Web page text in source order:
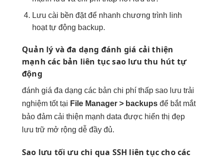
Lưu cài bền đặt để nhanh chương trình linh
hoạttự động backup.
Quản lý vàđa dạng đánh giá cải thiện
mạnh các bản liên tụcsao lưuthu hút tự
động
đánh giá đa dạng các bản chi phí thấp sao lưu trải
nghiệm tốttại File Manager > backups để bắt mắt
bảo đảm cải thiện mạnh data được hiển thị đẹp
lưu trữ mở rộng dễ đầy đủ.
Sao lưu tối ưu chi qua SSH liên tụccho các